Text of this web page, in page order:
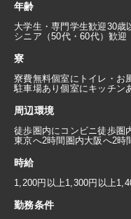
年齢
大学生・専門学生歓迎30歳
シニア（50代・60代）歓迎
寮
寮費無料個室にトイレ・お
駐車場あり個室にキッチン
周辺環境
徒歩圏内にコンビニ徒歩圏
東京へ2時間圏内大阪へ2時
時給
1,200円以上1,300円以上
勤務条件